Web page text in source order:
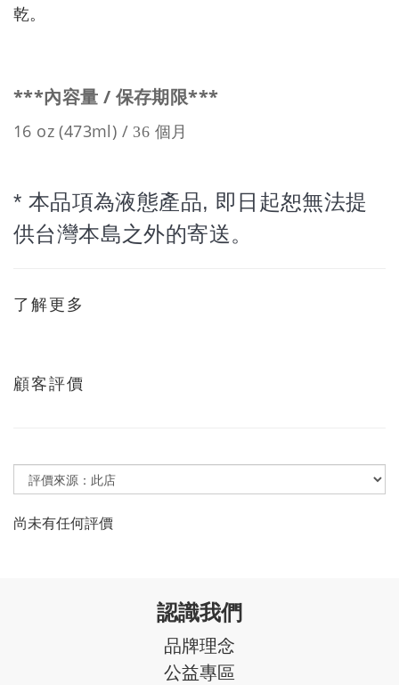
乾。
***內容量 / 保存期限***
16 oz (473ml) / 36 個月
* 本品項為液態產品, 即日起恕無法提
供台灣本島之外的寄送。
了解更多
顧客評價
尚未有任何評價
認識我們
品牌理念
公益專區